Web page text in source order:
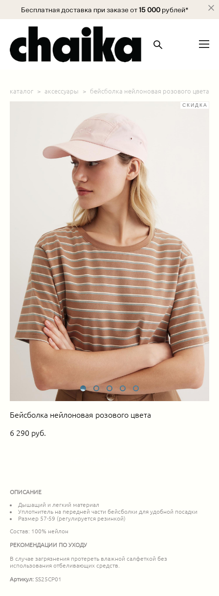
Бесплатная доставка при заказе от15 000рублей*
каталог > аксессуары > бейсболка нейлоновая розового цвета
СКИДКА
Бейсболка нейлоновая розового цвета
6 290 pуб.
ОПИСАНИЕ
Дышащий и легкий материал
Уплотнитель на передней части бейсболки для удобной посадки
Размер 57-59 (регулируется резинкой)
Состав: 100% нейлон
РЕКОМЕНДАЦИИ ПО УХОДУ
В случае загрязнения протереть влажной салфеткой без
использования отбеливающих средств.
Артикул: SS25CP01